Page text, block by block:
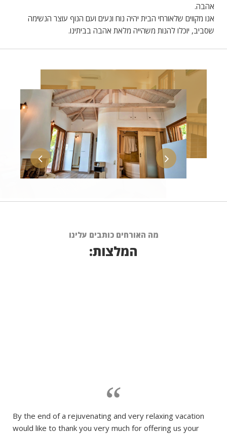
אהבה.
אנו מקווים שלאורחי הבית יהיה נוח ונעים ועם הנוף עוצר הנשימה
שסביב, יוכלו להנות משהייה מלאת אהבה בביתינו.
מה האורחים כותבים עלינו
המלצות:
By the end of a rejuvenating and very relaxing vacation
would like to thank you very much for offering us your